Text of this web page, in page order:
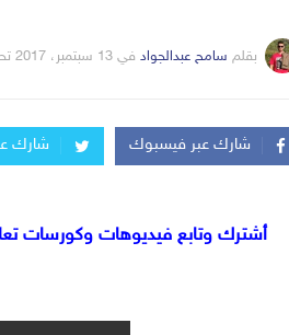
بقلم سامح عبدالجواد في 13 سبتمبر، 2017
شارك عبر فيسبوك شارك
أشترك وتابع فيديوهات وكورسات